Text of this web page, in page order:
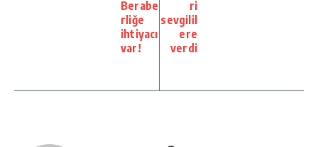
Berabe
rliğe
ihtiyacı
var!
ri
sevgilil
ere
verdi